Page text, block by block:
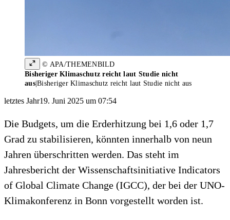
© APA/THEMENBILD
Bisheriger Klimaschutz reicht laut Studie nicht
aus|Bisheriger Klimaschutz reicht laut Studie nicht aus
letztes Jahr19. Juni 2025 um 07:54
Die Budgets, um die Erderhitzung bei 1,6 oder 1,7
Grad zu stabilisieren, könnten innerhalb von neun
Jahren überschritten werden. Das steht im
Jahresbericht der Wissenschaftsinitiative Indicators
of Global Climate Change (IGCC), der bei der UNO-
Klimakonferenz in Bonn vorgestellt worden ist.